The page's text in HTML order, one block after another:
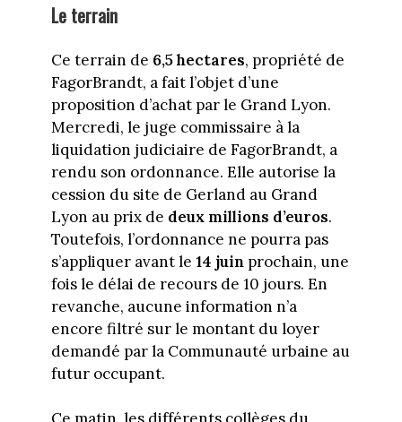
Le terrain
Ce terrain de 6,5 hectares, propriété de
FagorBrandt, a fait l’objet d’une
proposition d’achat par le Grand Lyon.
Mercredi, le juge commissaire à la
liquidation judiciaire de FagorBrandt, a
rendu son ordonnance. Elle autorise la
cession du site de Gerland au Grand
Lyon au prix de deux millions d’euros.
Toutefois, l’ordonnance ne pourra pas
s’appliquer avant le 14 juinprochain, une
fois le délai de recours de 10 jours. En
revanche, aucune information n’a
encore filtré sur le montant du loyer
demandé par la Communauté urbaine au
futur occupant.